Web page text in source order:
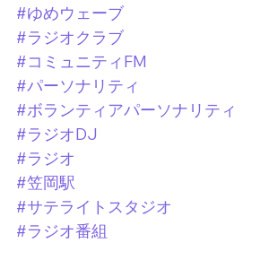
#ゆめウェーブ
#ラジオクラブ
#コミュニティFM
#パーソナリティ
#ボランティアパーソナリティ
#ラジオDJ
#ラジオ
#笠岡駅
#サテライトスタジオ
#ラジオ番組